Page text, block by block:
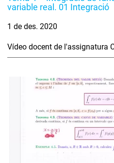
variable real. 01 Integració
1 de des. 2020
Vídeo docent de l'assignatura